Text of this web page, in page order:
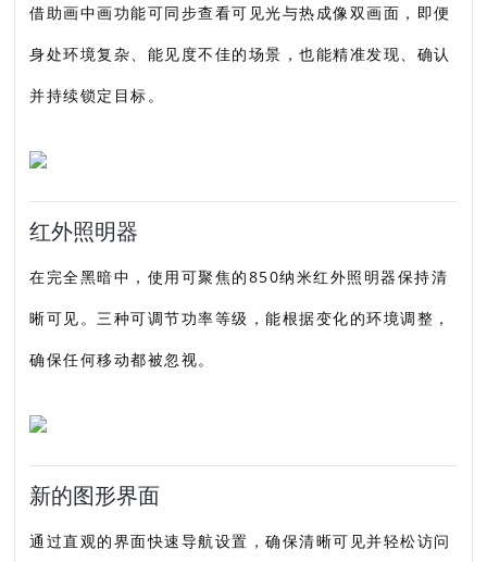
借助画中画功能可同步查看可见光与热成像双画面，即便
身处环境复杂、能见度不佳的场景，也能精准发现、确认
并持续锁定目标。
红外照明器
在完全黑暗中，使用可聚焦的850纳米红外照明器保持清
晰可见。三种可调节功率等级，能根据变化的环境调整，
确保任何移动都被忽视。
新的图形界面
通过直观的界面快速导航设置，确保清晰可见并轻松访问